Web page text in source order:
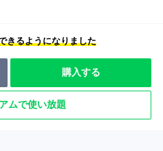
きるようになりました
購入する
ムで使い放題